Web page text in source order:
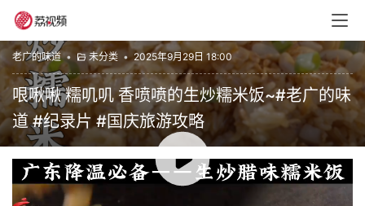
老广的味道 • 未分类 • 2025年9月29日 18:00
哏啾啾 糯叽叽 香喷喷的生炒糯米饭~#老广的味
道 #纪录片 #国庆旅游攻略
00:00 / 00:41